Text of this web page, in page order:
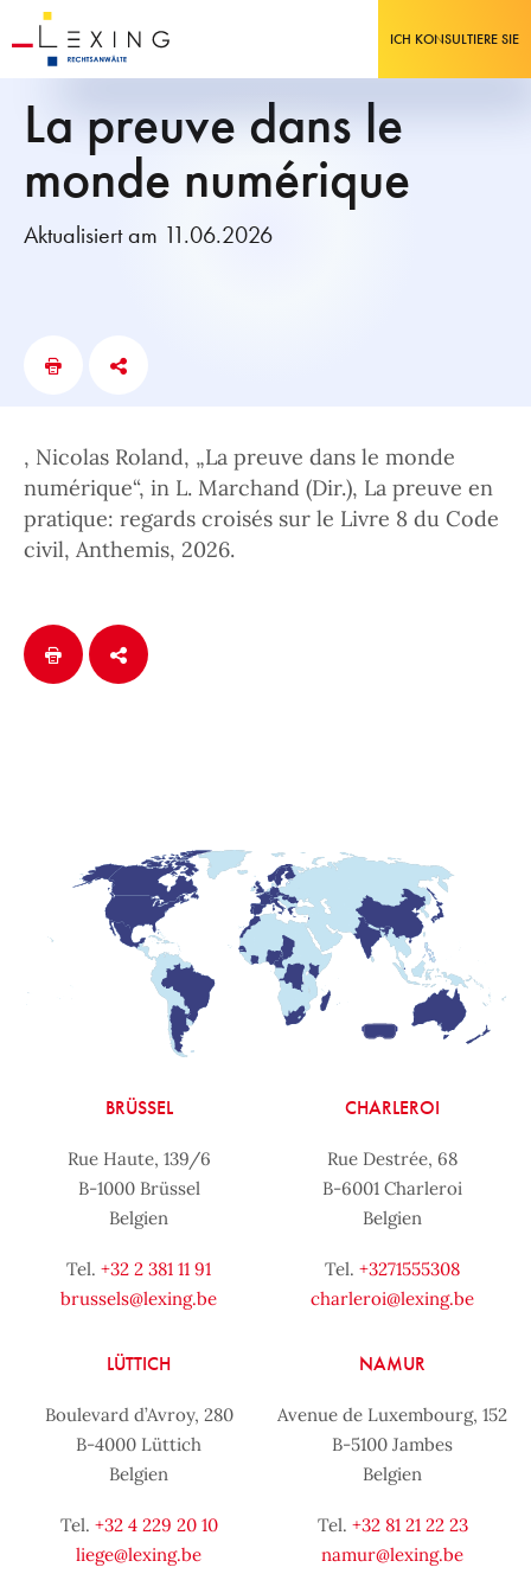
ICH KONSULTIERE SIE
La preuve dans le
monde numérique
Aktualisiert am 11.06.2026
, Nicolas Roland, „La preuve dans le monde
numérique“, in L. Marchand (Dir.), La preuve en
pratique: regards croisés sur le Livre 8 du Code
civil, Anthemis, 2026.
BRÜSSEL
Rue Haute, 139/6
B-1000 Brüssel
Belgien
Tel. +32 2 381 11 91
brussels@lexing.be
CHARLEROI
Rue Destrée, 68
B-6001 Charleroi
Belgien
Tel. +3271555308
charleroi@lexing.be
LÜTTICH
Boulevard d’Avroy, 280
B-4000 Lüttich
Belgien
Tel. +32 4 229 20 10
liege@lexing.be
NAMUR
Avenue de Luxembourg, 152
B-5100 Jambes
Belgien
Tel. +32 81 21 22 23
namur@lexing.be